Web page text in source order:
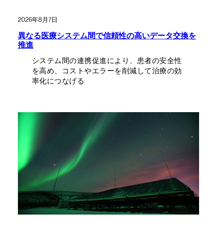
2026年8月7日
異なる医療システム間で信頼性の高いデータ交換を
推進
システム間の連携促進により、患者の安全性
を高め、コストやエラーを削減して治療の効
率化につなげる